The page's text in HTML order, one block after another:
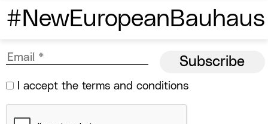
#NewEuropeanBauhaus
I accept the terms and conditions